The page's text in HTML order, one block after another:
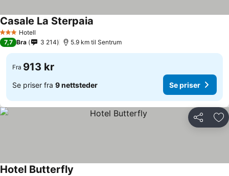
3 StjernerHotell
Casale La Sterpaia
7,7 Bra 3 214 5.9 km til Sentrum
Fra 913 kr
Se priser fra 9 nettsteder Se priser
Del
Hotel Butterfly